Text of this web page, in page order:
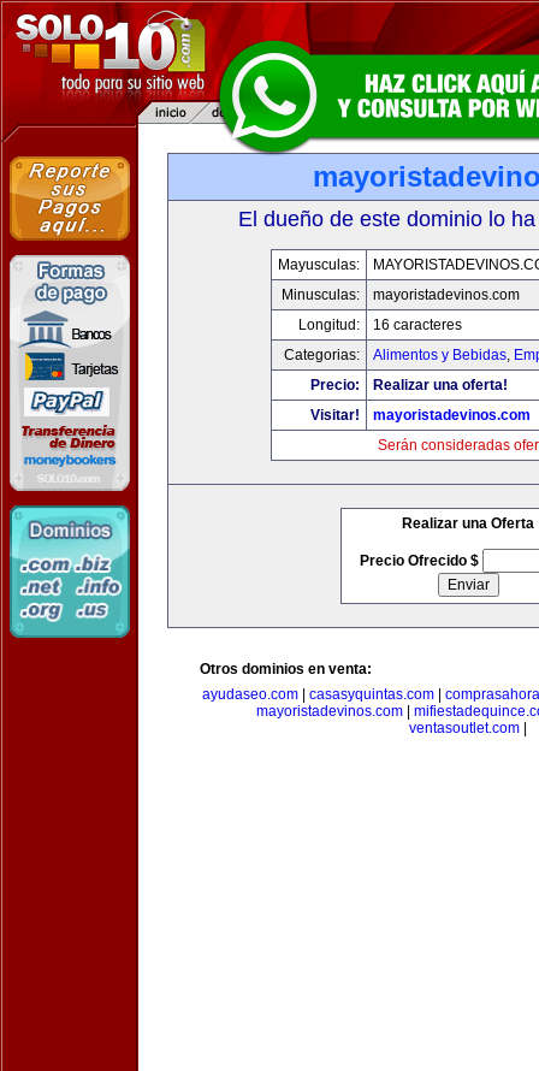
El dueño de este dominio lo
Mayusculas:
Minusculas:
mayoristadevinos.com
Longitud:
16 caracteres
Categorias:
Alimentos y Bebidas,
Precio:
Realizar una oferta!
Visitar!
mayoristadevinos.com
Serán consideradas
Realizar una Oferta
Precio Ofrecido $
Otros dominios en venta:
ayudaseo.com
casasyquintas.com
mayoristadevinos.com
ventasoutlet.com